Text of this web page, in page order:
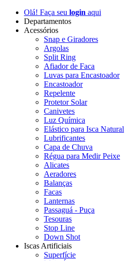
Olá! Faça seu login aqui
Departamentos
Acessórios
Snap e Giradores
Argolas
Split Ring
Afiador de Faca
Luvas para Encastoador
Encastoador
Repelente
Protetor Solar
Canivetes
Luz Química
Elástico para Isca Natural
Lubrificantes
Capa de Chuva
Régua para Medir Peixe
Alicates
Aeradores
Balanças
Facas
Lanternas
Passaguá - Puça
Tesouras
Stop Line
Down Shot
Iscas Artificiais
Superfície